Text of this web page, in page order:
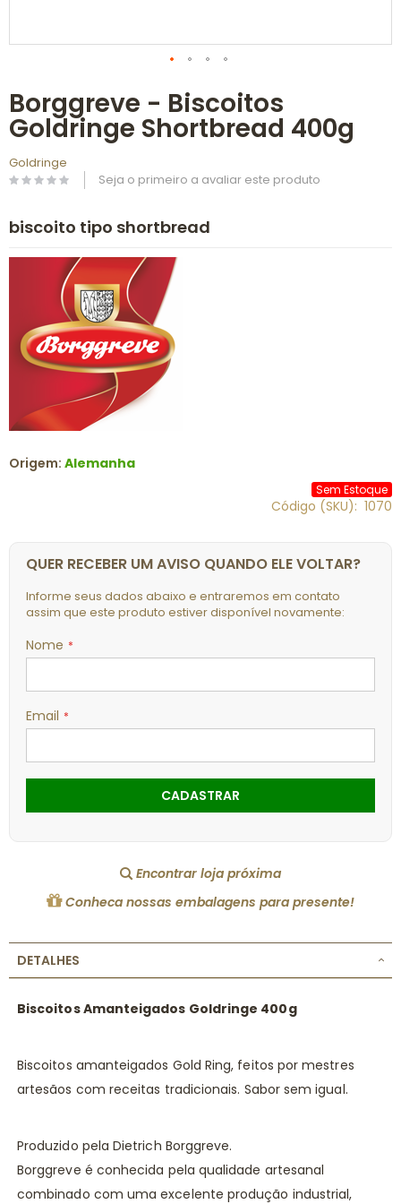
para
o
início
Galeria
de
Borggreve - Biscoitos
Goldringe Shortbread 400g
Goldringe
Seja o primeiro a avaliar este produto
biscoito tipo shortbread
Origem: Alemanha
Sem Estoque
Código (SKU) 1070
QUER RECEBER UM AVISO QUANDO ELE VOLTAR?
Informe seus dados abaixo e entraremos em contato
assim que este produto estiver disponível novamente:
Nome
Email
CADASTRAR
Encontrar loja próxima
Conheca nossas embalagens para presente!
DETALHES
Biscoitos Amanteigados Goldringe 400g
Biscoitos amanteigados Gold Ring, feitos por mestres
artesãos com receitas tradicionais. Sabor sem igual.
Produzido pela Dietrich Borggreve.
Borggreve é conhecida pela qualidade artesanal
combinado com uma excelente produção industrial,